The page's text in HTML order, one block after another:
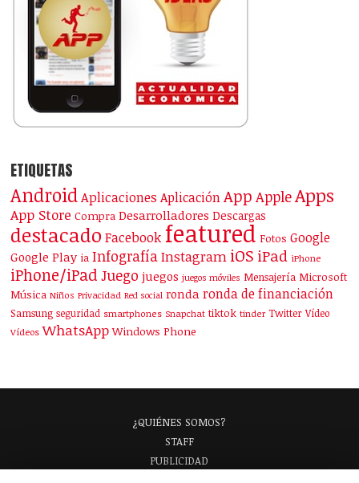
ETIQUETAS
Android Aplicaciones Aplicación App AppleApps
App Store Compra Desarrolladores Descargas
destacado Facebook featured Fotos Google
Google Play ia Infografía Instagram iOS iPad iPhone
iPhone/iPad Juego juegos juegos móviles Mensajería Microsoft
Música Niños Privacidad Red social ronda ronda de financiación
Samsung seguridad smartphones Snapchat tiktok tinder Twitter Vídeo
Vídeos WhatsApp Windows Phone
¿QUIÉNES SOMOS?
STAFF
PUBLICIDAD